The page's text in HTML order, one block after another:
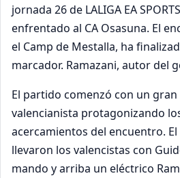
jornada 26 de LALIGA EA
enfrentado al CA Osasuna. El
el Camp de Mestalla, ha
marcador. Ramazani, autor del
El partido comenzó con un
valencianista protagonizando
acercamientos del encuentro.
llevaron los valencistas con
mando y arriba un eléctrico